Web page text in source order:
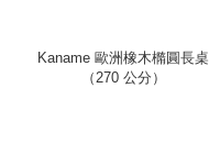
Kaname 歐洲橡木橢圓長桌
（270 公分）